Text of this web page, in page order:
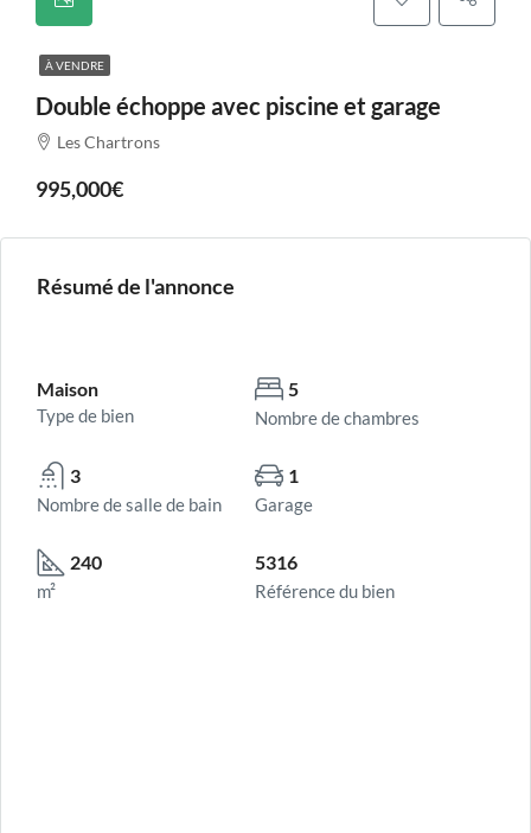
À VENDRE
Double échoppe avec piscine et garage
Les Chartrons
995,000€
Résumé de l'annonce
Maison
Type de bien
5
Nombre de chambres
3
Nombre de salle de bain
1
Garage
240
m²
5316
Référence du bien